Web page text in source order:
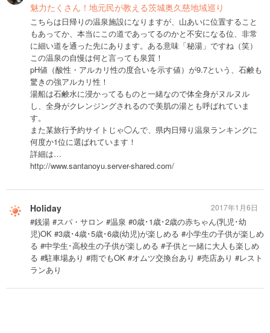
魅力たくさん！地元民が教える茨城奥久慈地域巡り
こちらは日帰りの温泉施設になりますが、山あいに位置すること
もあってか、本当にこの道であってるのかと不安になる位、非常
に細い道を通った先にあります。ある意味「秘湯」ですね（笑）
この温泉の自慢は何と言っても泉質！
pH値（酸性・アルカリ性の度合いを示す値）が9.7という、石鹸も
驚きの強アルカリ性！
湯船は石鹸水に浸かってるものと一緒なので体全身がヌルヌル
し、全身がクレンジングされるので美肌の湯とも呼ばれていま
す。
また某旅行予約サイトじゃ◯んで、県内日帰り温泉ランキングに
何度か1位に選ばれています！
詳細は…
http://www.santanoyu.server-shared.com/
Holiday
#銭湯 #スパ・サロン #温泉 #0歳･1歳･2歳の赤ちゃん(乳児･幼
児)OK #3歳･4歳･5歳･6歳(幼児)が楽しめる #小学生の子供が楽しめ
る #中学生･高校生の子供が楽しめる #子供と一緒に大人も楽しめ
る #駐車場あり #雨でもOK #オムツ交換台あり #売店あり #レスト
ランあり
2017年1月6日